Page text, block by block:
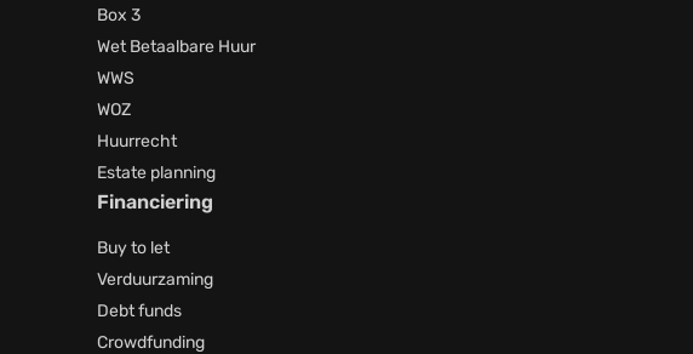
Box 3
Wet Betaalbare Huur
WWS
WOZ
Huurrecht
Estate planning
Financiering
Buy to let
Verduurzaming
Debt funds
Crowdfunding